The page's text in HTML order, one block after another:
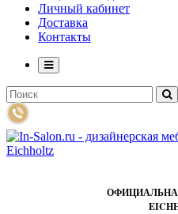
Личный кабинет
Доставка
Контакты